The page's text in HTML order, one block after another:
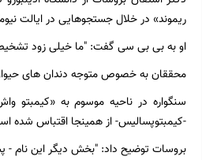
ریموند» در خلال جستجوهایی در ایالت
او به بی بی سی گفت:‌ "ما خیلی زود تشخیص
محققان به خصوص متوجه دندان های
سنگواره در ناحیه موسوم به «کیمبتو
-کیمبتوپسالیس- از همینجا اقتباس شده
بروسات توضیح داد: "بخش دیگر این نام -